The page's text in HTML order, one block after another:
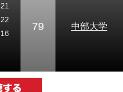
21
22
16
79 中部大学